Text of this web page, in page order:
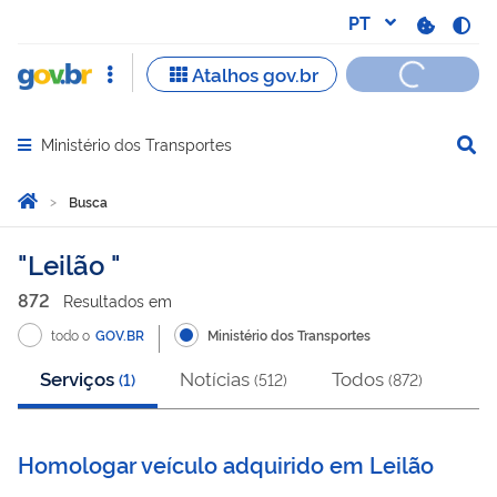
Abrir menu principal de navegação
Ministério dos Transportes
Você está aqui:
Página Inicial
Busca
Busca
Leilão
872 Resultados em
todo o GOV.BR Ministério dos Transportes
Serviços (1) Notícias (512) Todos (872)
Homologar veículo adquirido em Leilão